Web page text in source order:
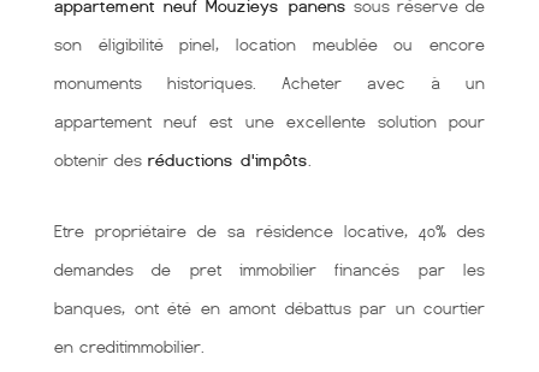
appartement neuf Mouzieys panens sous réserve de
son éligibilité pinel, location meublée ou encore
monuments historiques. Acheter avec à un
appartement neuf est une excellente solution pour
obtenir des réductions d'impôts
Etre propriétaire de sa résidence locative, 40% des
demandes de pret immobilier financés par les
banques, ont été en amont débattus par un courtier
en creditimmobilier.